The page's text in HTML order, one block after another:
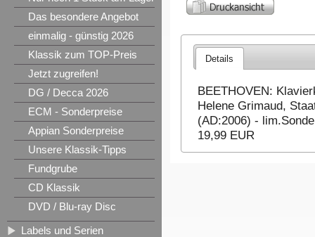
Das besondere Angebot
einmalig - günstig 2026
Klassik zum TOP-Preis
Jetzt zugreifen!
DG / Decca 2026
ECM - Sonderpreise
Appian Sonderpreise
Unsere Klassik-Tipps
Fundgrube
CD Klassik
DVD / Blu-ray Disc
Labels und Serien
Details
BEETHOVEN:
Helene Grimaud,
(AD:2006) -
19,99 EUR